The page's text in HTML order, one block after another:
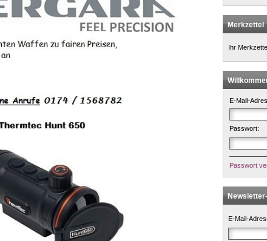
Merkzettel
Ihr
E-Mail-
Passwort:
Passwort
E-Mail-